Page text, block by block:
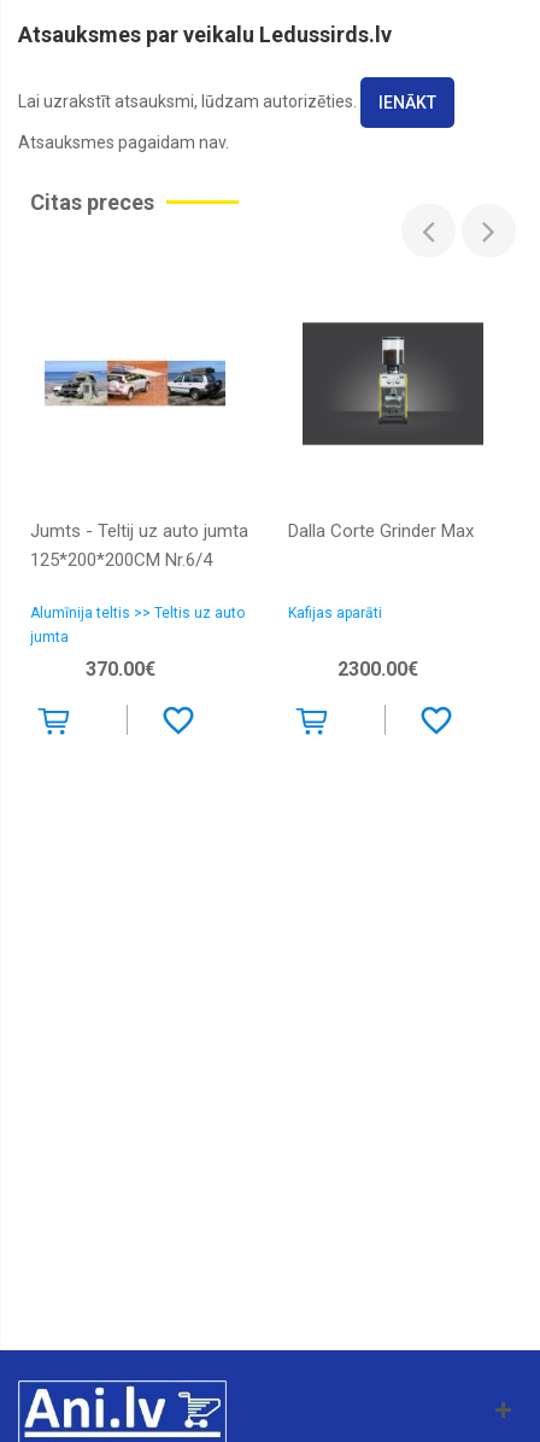
Atsauksmes par veikalu Ledussirds.lv
Lai uzrakstīt atsauksmi, lūdzam autorizēties. IENĀKT
Atsauksmes pagaidam nav.
Citas preces
Jumts - Teltij uz auto jumta
125*200*200CM Nr.6/4
Alumīnija teltis >> Teltis uz auto
jumta
370.00€
Dalla Corte Grinder Max
Kafijas aparāti
2300.00€